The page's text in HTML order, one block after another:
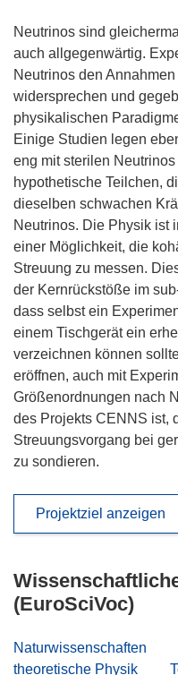
Neutrinos sind
auch allgegenwärtig.
Neutrinos den
widersprechen und
physikalischen
Einige Studien legen
eng mit sterilen
hypothetische Teilchen,
dieselben schwachen
Neutrinos. Die Physik ist
einer Möglichkeit, die
Streuung zu messen.
der Kernrückstöße im
dass selbst ein
einem Tischgerät ein
verzeichnen können
eröffnen, auch mit
Größenordnungen nach
des Projekts CENNS ist,
Streuungsvorgang bei
zu sondieren.
Projektziel anzeigen
(EuroSciVoc)
Naturwissenschaften
theoretische Physik